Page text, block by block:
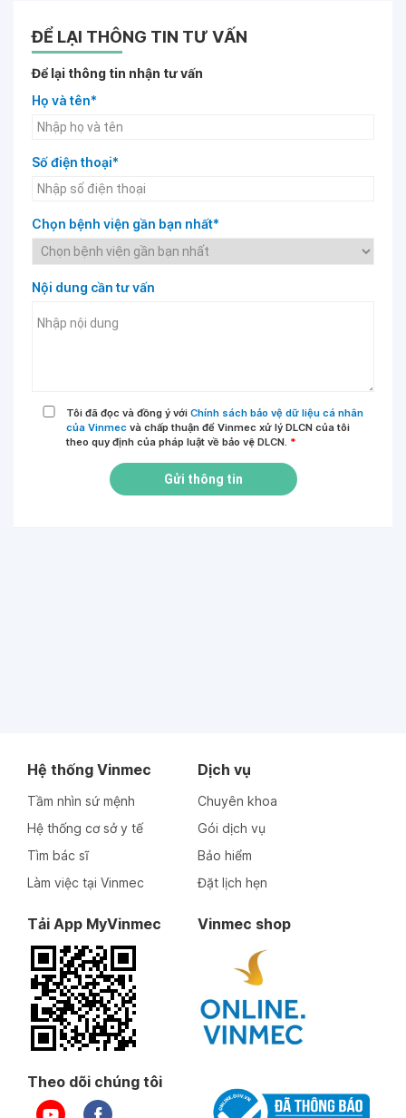
ĐỂ LẠI THÔNG TIN TƯ VẤN
Để lại thông tin nhận tư vấn
Họ và tên*
Số điện thoại*
Chọn bệnh viện gần bạn nhất*
Nội dung cần tư vấn
Tôi đã đọc và đồng ý với Chính sách bảo vệ dữ liệu cá nhân
của Vinmec và chấp thuận để Vinmec xử lý DLCN của tôi
theo quy định của pháp luật về bảo vệ DLCN. *
Gửi thông tin
Hệ thống Vinmec
Tầm nhìn sứ mệnh
Hệ thống cơ sở y tế
Tìm bác sĩ
Làm việc tại Vinmec
Dịch vụ
Chuyên khoa
Gói dịch vụ
Bảo hiểm
Đặt lịch hẹn
Tải App MyVinmec Vinmec shop
Theo dõi chúng tôi